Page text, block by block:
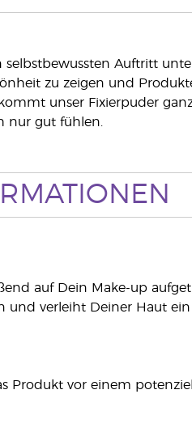
Auftritt
zu zeigen und
unser Fixierpuder
nur gut fühlen.
auf Dein Make-up
und verleiht Deiner Haut
Produkt vor einem